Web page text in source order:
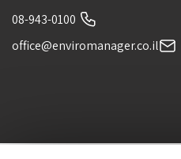
08-943-0100
office@enviromanager.co.il